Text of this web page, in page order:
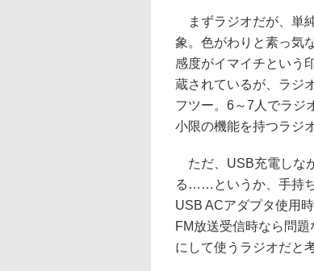
まずラジオだが、単
象。色がわりと素っ気
感度がイマイチという
蔵されているが、ラジ
フツー。6～7人でラジ
小限の機能を持つラジ
ただ、USB充電しな
る……というか、手持
USB ACアダプタ使用
FM放送受信時なら問
にして使うラジオだと